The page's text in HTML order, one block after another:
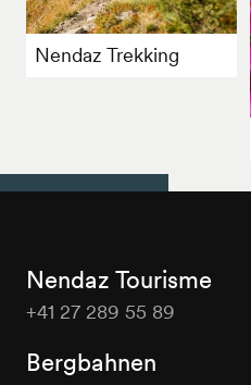
Nendaz Trekking
Nendaz Tourisme
+41 27 289 55 89
Bergbahnen